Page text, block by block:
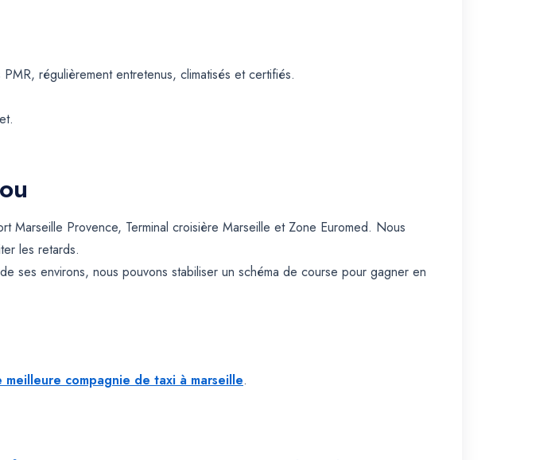
régulièrement entretenus, climatisés et certifiés.
Provence, Terminal croisière Marseille et Zone Euromed. Nous
les retards.
ses environs, nous pouvons stabiliser un schéma de course pour gagner en
compagnie de taxi à marseille.